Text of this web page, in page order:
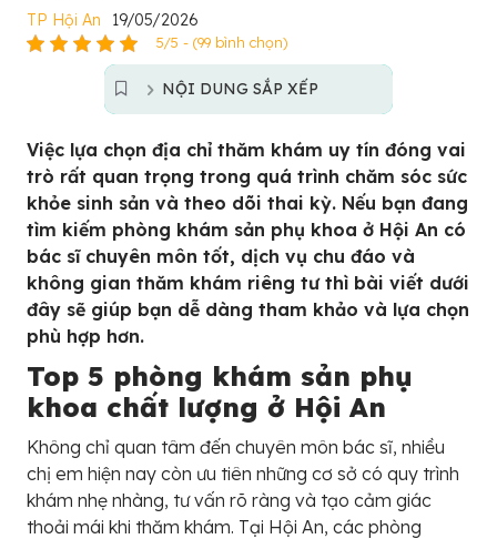
TP Hội An 19/05/2026
5/5 - (99 bình chọn)
NỘI DUNG SẮP XẾP
Việc lựa chọn địa chỉ thăm khám uy tín đóng vai
trò rất quan trọng trong quá trình chăm sóc sức
khỏe sinh sản và theo dõi thai kỳ. Nếu bạn đang
tìm kiếm phòng khám sản phụ khoa ở Hội An có
bác sĩ chuyên môn tốt, dịch vụ chu đáo và
không gian thăm khám riêng tư thì bài viết dưới
đây sẽ giúp bạn dễ dàng tham khảo và lựa chọn
phù hợp hơn.
Top 5 phòng khám sản phụ
khoa chất lượng ở Hội An
Không chỉ quan tâm đến chuyên môn bác sĩ, nhiều
chị em hiện nay còn ưu tiên những cơ sở có quy trình
khám nhẹ nhàng, tư vấn rõ ràng và tạo cảm giác
thoải mái khi thăm khám. Tại Hội An, các phòng